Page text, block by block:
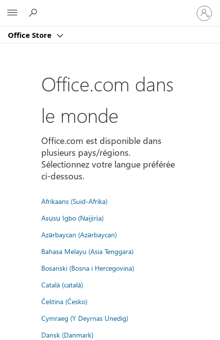
Office Store
vous
à
compte
Office.com dans
le monde
Office.com est disponible dans
plusieurs pays/régions.
Sélectionnez votre langue préférée
ci-dessous.
Afrikaans (Suid-Afrika)
Asụsụ Igbo (Naịjịrịa)
Azərbaycan (Azərbaycan)
Bahasa Melayu (Asia Tenggara)
Bosanski (Bosna i Hercegovina)
Català (català)
Čeština (Česko)
Cymraeg (Y Deyrnas Unedig)
Dansk (Danmark)